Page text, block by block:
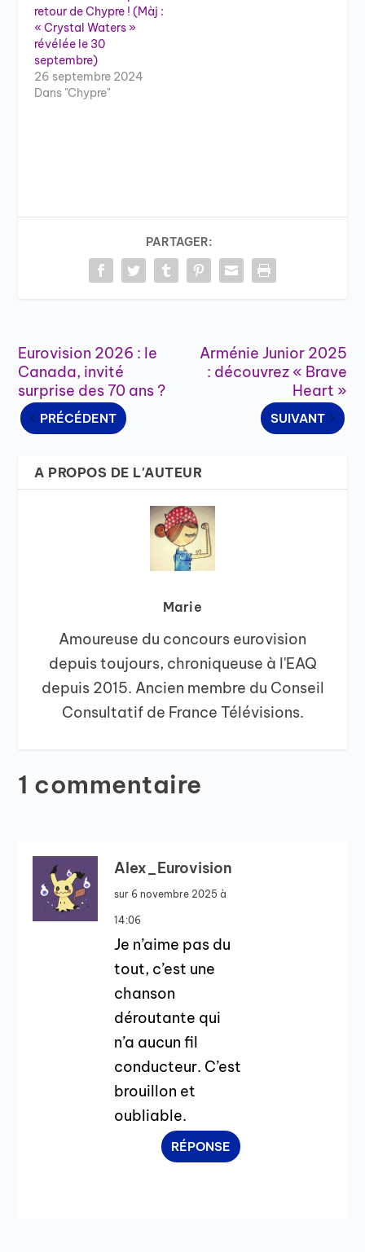
retour de Chypre ! (Màj :
« Crystal Waters »
révélée le 30
septembre)
26 septembre 2024
Dans "Chypre"
PARTAGER:
Eurovision 2026 : le
Canada, invité
surprise des 70 ans ?
PRÉCÉDENT
Arménie Junior 2025
: découvrez « Brave
Heart »
SUIVANT
A PROPOS DE L'AUTEUR
Marie
Amoureuse du concours eurovision
depuis toujours, chroniqueuse à l'EAQ
depuis 2015. Ancien membre du Conseil
Consultatif de France Télévisions.
1 commentaire
Alex_Eurovision
sur 6 novembre 2025 à
14:06
Je n’aime pas du
tout, c’est une
chanson
déroutante qui
n’a aucun fil
conducteur. C’est
brouillon et
oubliable.
RÉPONSE